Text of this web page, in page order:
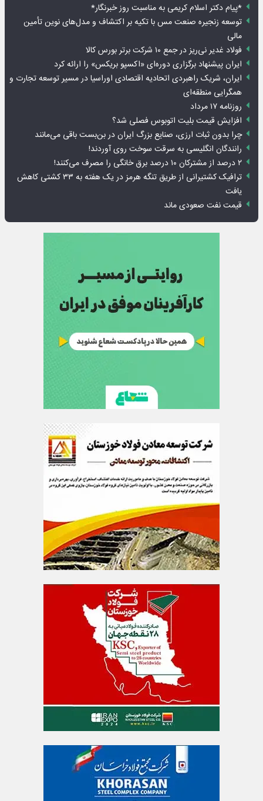
*پیام دکتر اسلام کریمی به مناسبت روز خبرنگار*
توسعه زنجیره صنعت مس با تکیه بر اکتشاف و مدل‌های نوین تأمین
مالی
فولاد غدیر نی‌ریز در جمع ۱۰ شرکت برتر بورس کالا
ایران پیشنهاد برگزاری دوره‌ای «اکسپو بریکس» را ارائه کرد
ایران، شریک راهبردی اتحادیه اقتصادی اوراسیا در مسیر توسعه تجارت و
همگرایی منطقه‌ای
روزنامه ۱۷ مرداد
افزایش قیمت بلیت اتوبوس فصلی شد؟
چرا بدون ثبات ارزی، صنایع بزرگ ایران در بن‌بست باقی می‌مانند
رانندگان انگلیسی به سرقت سوخت روی آوردند!
۲ درصد از مشترکان ۱۰ درصد برق خانگی را مصرف می‌کنند!
ترافیک کشتیرانی از طریق تنگه هرمز در یک هفته به ۳۳ کشتی کاهش
یافت
قیمت نفت صعودی ماند